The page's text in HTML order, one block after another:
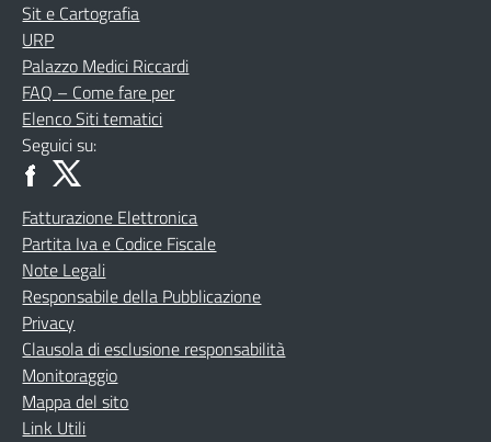
Sit e Cartografia
URP
Palazzo Medici Riccardi
FAQ – Come fare per
Elenco Siti tematici
Seguici su:
Fatturazione Elettronica
Partita Iva e Codice Fiscale
Note Legali
Responsabile della Pubblicazione
Privacy
Clausola di esclusione responsabilità
Monitoraggio
Mappa del sito
Link Utili